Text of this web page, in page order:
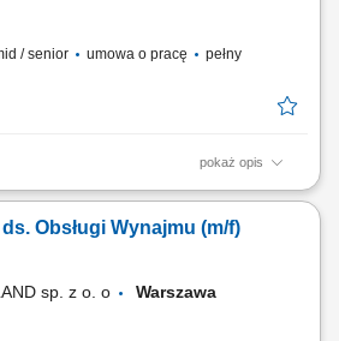
/ senior umowa o pracę
pełny
pokaż opis
i rozwijanie modeli zarządzania
i rozwiązań IT. Zarządzanie ryzykiem
(SoD). Optymalizacja,
Obsługi Wynajmu (m/f)
sp. z o. o
Warszawa